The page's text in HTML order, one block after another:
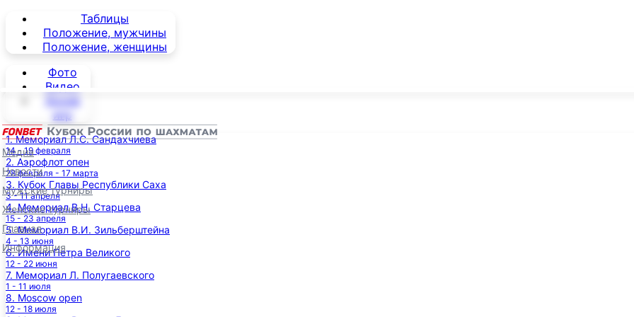
Медиа
Новости
Мужские турниры
Женские турниры
Главная
Информация
Таблицы
Положение, мужчины
Положение, женщины
Фото
Видео
игр
1. Мемориал Л.С. Сандахчиева
14 - 19 февраля
2. Аэрофлот опен
28 февраля - 17 марта
3. Кубок Главы Республики Саха
3 - 11 апреля
4. Мемориал В.Н. Старцева
15 - 23 апреля
5. Мемориал В.И. Зильберштейна
4 - 13 июня
6. Имени Петра Великого
12 - 22 июня
7. Мемориал Л. Полугаевского
1 - 11 июля
8. Moscow open
12 - 18 июля